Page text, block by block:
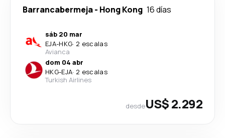
Barrancabermeja- Hong Kong 16 días
sáb 20 mar
EJA-HKG· 2 escalas
Avianca
dom 04 abr
HKG-EJA· 2 escalas
Turkish Airlines
desdeUS$ 2.292